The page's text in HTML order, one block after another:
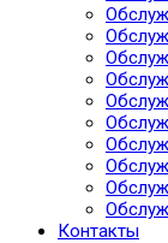
Контакты